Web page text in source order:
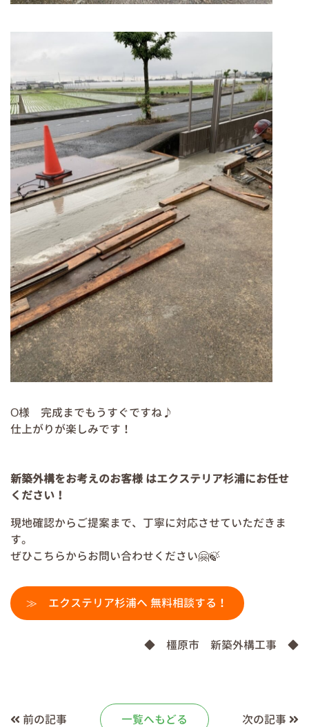
O様 完成までもうすぐですね♪
仕上がりが楽しみです！
新築外構をお考えのお客様 はエクステリア杉浦にお任せ
ください！
現地確認からご提案まで、丁寧に対応させていただきま
す。
ぜひこちらからお問い合わせください🤗🍃
≫ エクステリア杉浦へ 無料相談する！
◆ 橿原市 新築外構工事 ◆
前の記事 一覧へもどる 次の記事